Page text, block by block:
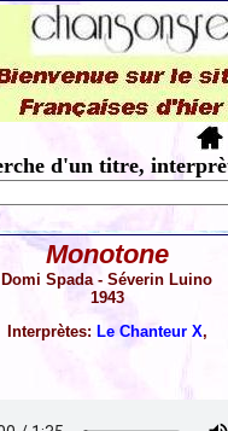
d'un titre,
Monotone
Domi Spada - Séverin Luino
1943
Interprètes: Le Chanteur X,